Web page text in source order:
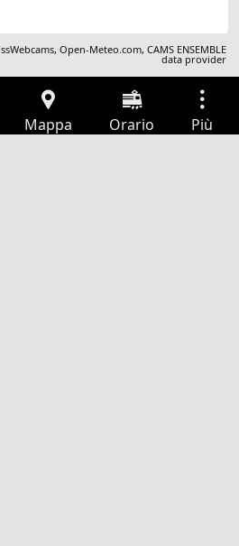
,Open-Meteo.com,CAMS ENSEMBLE
data provider
Mappa Orario Più